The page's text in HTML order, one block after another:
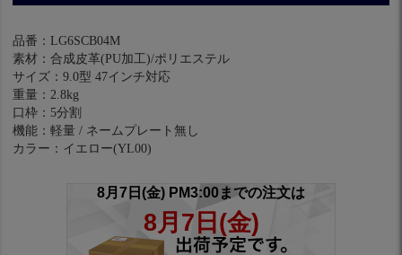
品番：LG6SCB04M
素材：合成皮革(PU加工)/ポリエステル
サイズ：9.0型 47インチ対応
重量：2.8kg
口枠：5分割
機能：軽量 / ネームプレート無し
カラー：イエロー(YL00)